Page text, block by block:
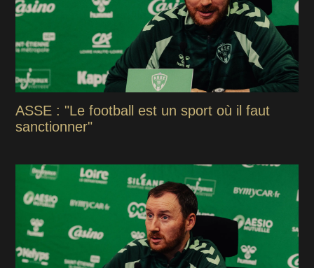
ASSE : "Le football est un sport où il faut
sanctionner"